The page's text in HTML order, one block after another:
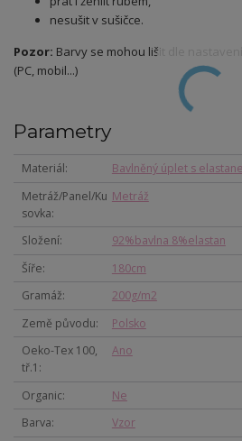
nesušit v sušičce.
Pozor: Barvy se mohou lišit dle
(PC, mobil...)
Parametry
Materiál
Bavlněný úplet s
Metráž/Panel/Ku
sovka
Metráž
Složení
92%bavlna 8%elastan
Šíře
180cm
Gramáž
200g/m2
Země původu
Polsko
Oeko-Tex 100,
tř.1
Ano
Organic
Ne
Barva
Vzor